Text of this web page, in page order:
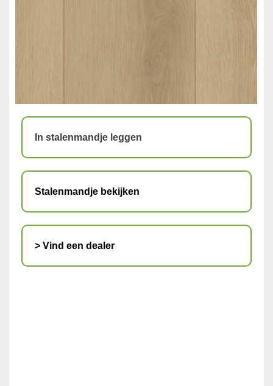
In stalenmandje leggen
Stalenmandje bekijken
> Vind een dealer